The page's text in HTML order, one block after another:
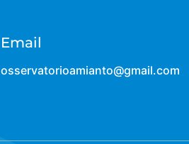
Email
osservatorioamianto@gmail.com